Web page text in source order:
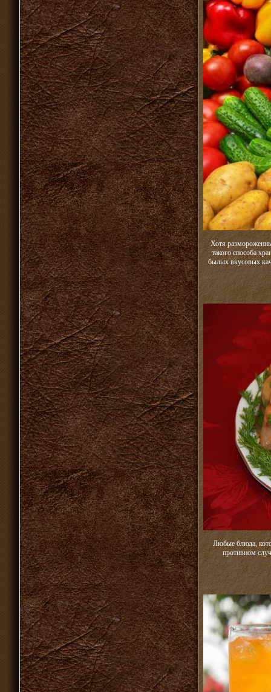
Хотя
такого способа
былых вкусовых
Любые блюда,
противном